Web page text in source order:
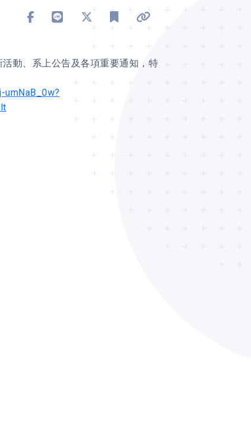
動、系上公告及各項重要通知，特